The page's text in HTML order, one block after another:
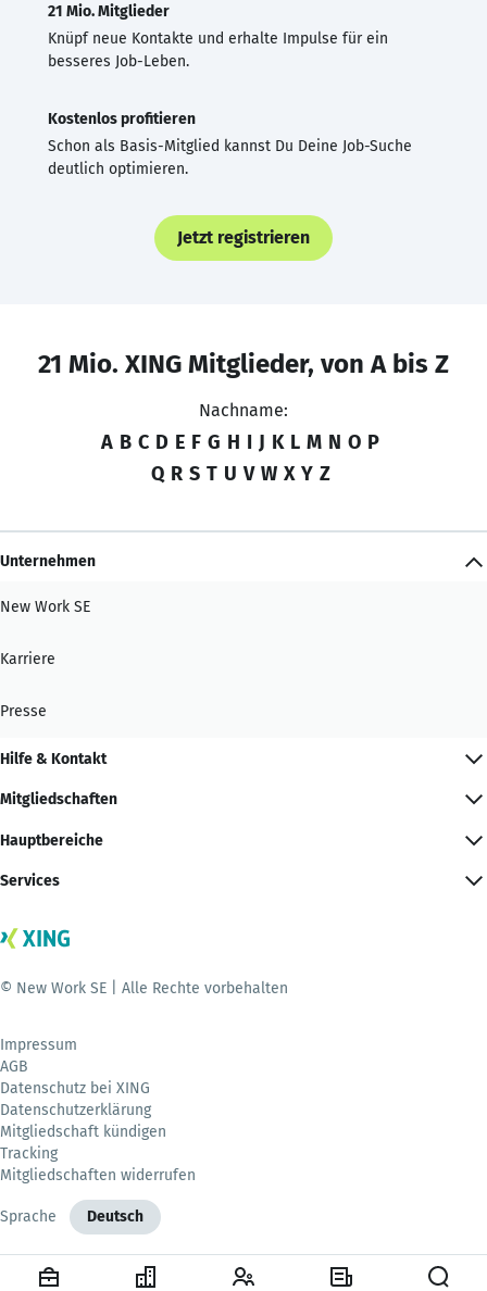
21 Mio. Mitglieder
Knüpf neue Kontakte und erhalte Impulse für ein
besseres Job-Leben.
Kostenlos profitieren
Schon als Basis-Mitglied kannst Du Deine Job-Suche
deutlich optimieren.
Jetzt registrieren
21 Mio. XING Mitglieder, von A bis Z
Nachname:
A B C D E F G H I J K L M N O P
Q R S T U V W X Y Z
Unternehmen
New Work SE
Karriere
Presse
Hilfe & Kontakt
Mitgliedschaften
Hauptbereiche
Services
© New Work SE | Alle Rechte vorbehalten
Impressum
AGB
Datenschutz bei XING
Datenschutzerklärung
Mitgliedschaft kündigen
Tracking
Mitgliedschaften widerrufen
Sprache Deutsch